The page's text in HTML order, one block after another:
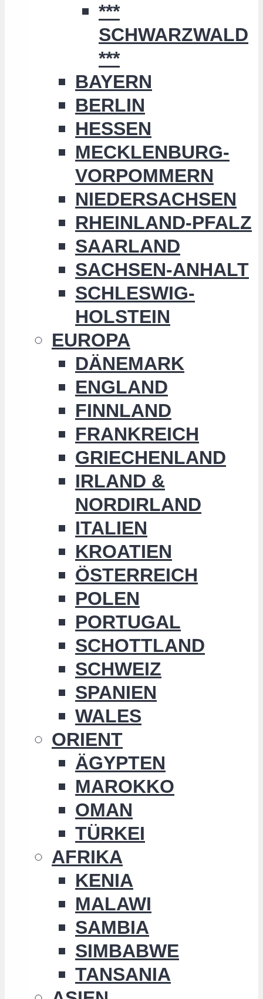
***
SCHWARZWALD
***
BAYERN
BERLIN
HESSEN
MECKLENBURG-
VORPOMMERN
NIEDERSACHSEN
RHEINLAND-PFALZ
SAARLAND
SACHSEN-ANHALT
SCHLESWIG-
HOLSTEIN
EUROPA
DÄNEMARK
ENGLAND
FINNLAND
FRANKREICH
GRIECHENLAND
IRLAND &
NORDIRLAND
ITALIEN
KROATIEN
ÖSTERREICH
POLEN
PORTUGAL
SCHOTTLAND
SCHWEIZ
SPANIEN
WALES
ORIENT
ÄGYPTEN
MAROKKO
OMAN
TÜRKEI
AFRIKA
KENIA
MALAWI
SAMBIA
SIMBABWE
TANSANIA